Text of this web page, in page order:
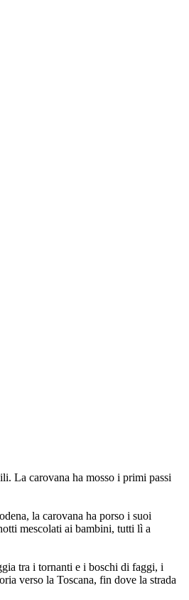
La carovana ha mosso i primi passi
la carovana ha porso i suoi
mescolati ai bambini, tutti lì a
tra i tornanti e i boschi di faggi, i
verso la Toscana, fin dove la strada